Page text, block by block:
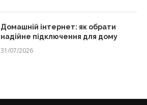
Домашній інтернет: як обрати
надійне підключення для дому
31/07/2026